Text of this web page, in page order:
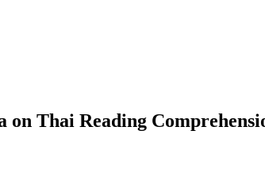
Thai Reading